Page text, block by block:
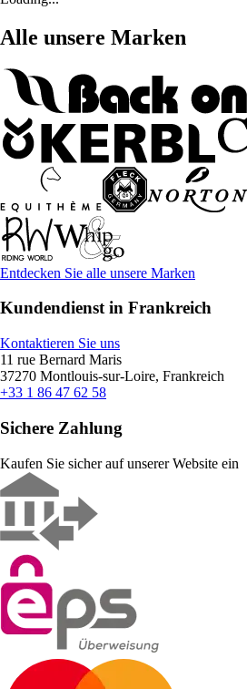
Alle unsere Marken
Entdecken Sie alle unsere Marken
Kundendienst in Frankreich
Kontaktieren Sie uns
11 rue Bernard Maris
37270 Montlouis-sur-Loire, Frankreich
+33 1 86 47 62 58
Sichere Zahlung
Kaufen Sie sicher auf unserer Website ein